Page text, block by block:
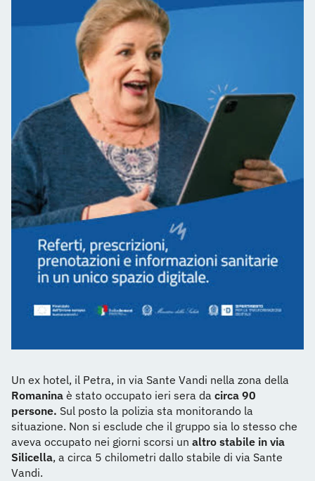
Un ex hotel, il Petra, in via Sante Vandi nella zona della
Romanina è stato occupato ieri sera da circa 90
persone. Sul posto la polizia sta monitorando la
situazione. Non si esclude che il gruppo sia lo stesso che
aveva occupato nei giorni scorsi un altro stabile in via
Silicella, a circa 5 chilometri dallo stabile di via Sante
Vandi.